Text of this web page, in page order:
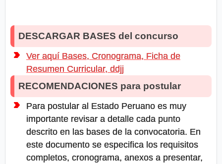
DESCARGAR BASES del concurso
Ver aquí Bases, Cronograma, Ficha de
Resumen Curricular, ddjj
RECOMENDACIONES para postular
Para postular al Estado Peruano es muy
importante revisar a detalle cada punto
descrito en las bases de la convocatoria. En
este documento se especifica los requisitos
completos, cronograma, anexos a presentar,